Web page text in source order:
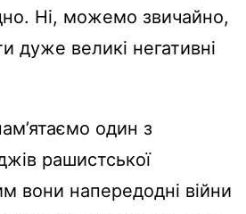
Ні, можемо звичайно,
дуже великі негативні
один з
рашистської
вони напередодні війни